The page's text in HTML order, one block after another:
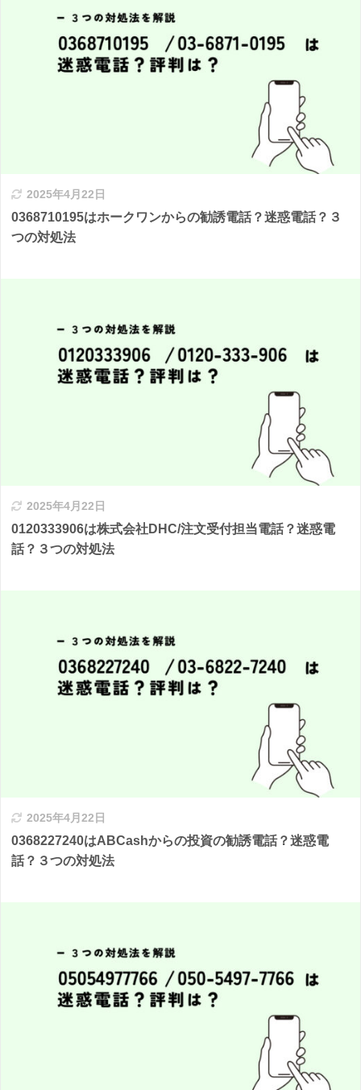
2025年4月22日
0368710195はホークワンからの勧誘電話？迷惑電話？３
つの対処法
2025年4月22日
0120333906は株式会社DHC/注文受付担当電話？迷惑電
話？３つの対処法
2025年4月22日
0368227240はABCashからの投資の勧誘電話？迷惑電
話？３つの対処法